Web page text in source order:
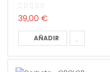
39,00 €
AÑADIR